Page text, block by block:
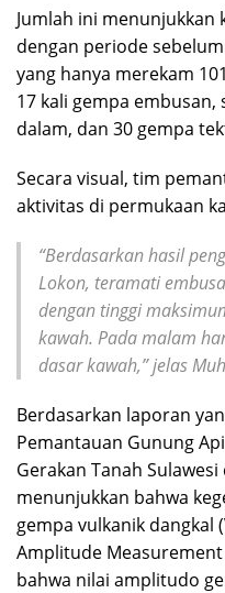
Jumlah ini menunjukkan
dengan periode
yang hanya merekam
17 kali gempa
dalam, dan 30 gempa
Secara visual, tim
aktivitas di permukaan
“Berdasarkan hasil
Lokon, teramati
dengan tinggi
kawah. Pada malam
dasar kawah,” jelas
Berdasarkan laporan
Pemantauan Gunung
Gerakan Tanah
menunjukkan bahwa
gempa vulkanik dangkal
Amplitude
bahwa nilai amplitudo